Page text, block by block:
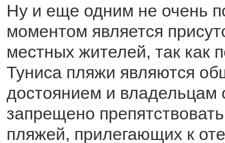
Ну и еще одним не очень
моментом является
местных жителей, так как
Туниса пляжи являются
достоянием и владельцам
запрещено
пляжей, прилегающих к